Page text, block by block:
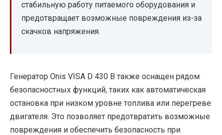
стабильную работу питаемого оборудования и
предотвращает возможные повреждения из-за
скачков напряжения.
Генератор Onis VISA D 430 B также оснащен рядом
безопасностных функций, таких как автоматическая
остановка при низком уровне топлива или перегреве
двигателя. Это позволяет предотвратить возможные
повреждения и обеспечить безопасность при